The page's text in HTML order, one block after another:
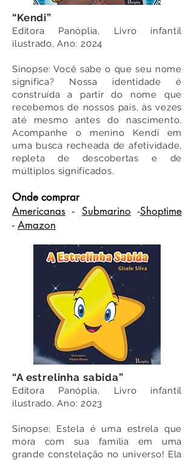
“Kendi”
Editora Panóplia, Livro infantil
ilustrado, Ano: 2024
Sinopse: Você sabe o que seu nome
significa? Nossa identidade é
construída a partir do nome que
recebemos de nossos pais, às vezes
até mesmo antes do nascimento.
Acompanhe o menino Kendi em
uma busca recheada de afetividade,
repleta de descobertas e de
múltiplos significados.
Onde comprar
Americanas - Submarino -Shoptime
- Amazon
“A estrelinha sabida”
Editora Panóplia, Livro infantil
ilustrado, Ano: 2023
Sinopse: Estela é uma estrela que
mora com sua família em uma
grande constelação no universo! Ela